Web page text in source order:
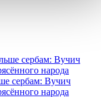
сербам: Вучич
народа